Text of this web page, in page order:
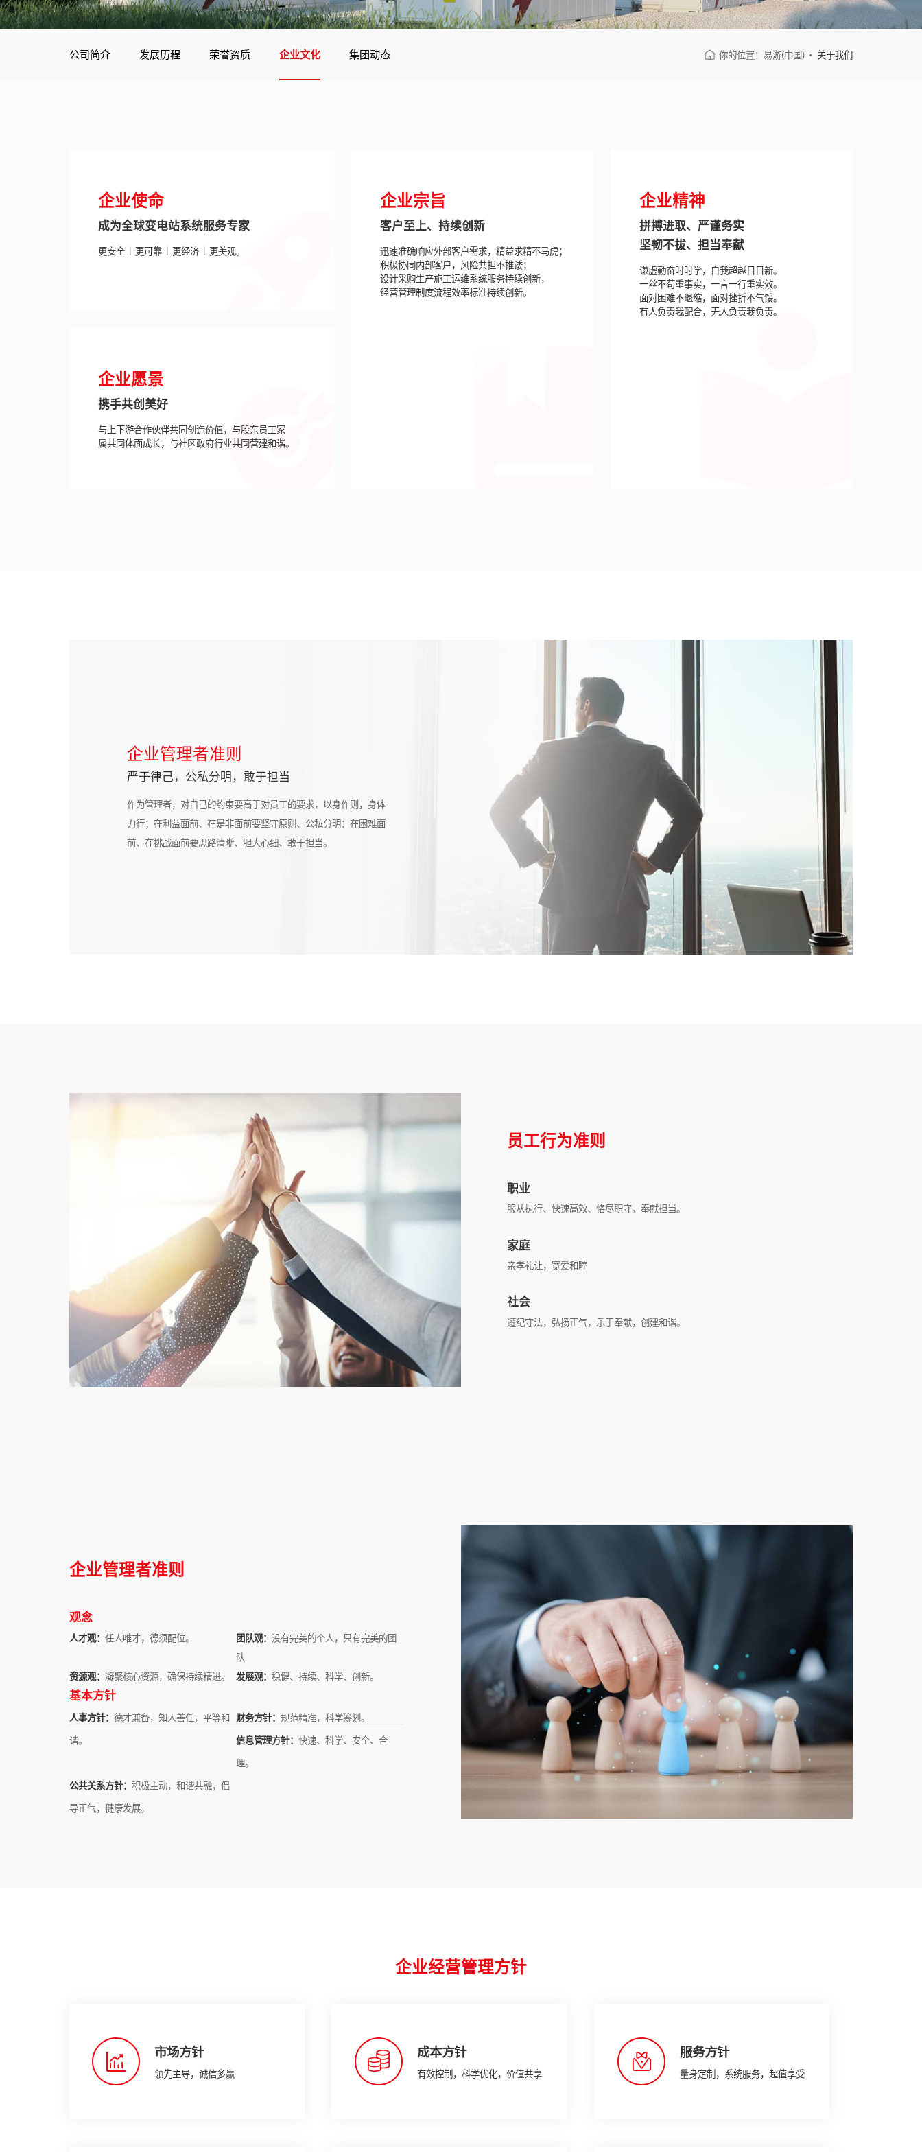
公司简介 发展历程 荣誉资质 企业文化 集团动态 你的位置： 易游(中国) 关于我们
企业使命
成为全球变电站系统服务专家
更安全 | 更可靠 | 更经济 | 更美观。
企业宗旨
客户至上、持续创新
迅速准确响应外部客户需求，精益求精不马虎；
积极协同内部客户，风险共担不推诿；
设计采购生产施工运维系统服务持续创新，
经营管理制度流程效率标准持续创新。
企业精神
拼搏进取、严谨务实
坚韧不拔、担当奉献
谦虚勤奋时时学，自我超越日日新。
一丝不苟重事实，一言一行重实效。
面对困难不退缩，面对挫折不气馁。
有人负责我配合，无人负责我负责。
企业愿景
携手共创美好
与上下游合作伙伴共同创造价值，与股东员工家
属共同体面成长，与社区政府行业共同营建和谐。
企业管理者准则
严于律己，公私分明，敢于担当
作为管理者，对自己的约束要高于对员工的要求，以身作则，身体
力行；在利益面前、在是非面前要坚守原则、公私分明：在困难面
前、在挑战面前要思路清晰、胆大心细、敢于担当。
员工行为准则
职业
服从执行、快速高效、恪尽职守，奉献担当。
家庭
亲孝礼让，宽爱和睦
社会
遵纪守法，弘扬正气，乐于奉献，创建和谐。
企业管理者准则
观念
人才观： 任人唯才，德须配位。 团队观：没有完美的个人，只有完美的团
队
资源观： 凝聚核心资源，确保持续精进。 发展观：稳健、持续、科学、创新。
基本方针
人事方针： 德才兼备，知人善任，平等和
谐。
财务方针：规范精准，科学筹划。
信息管理方针：快速、科学、安全、合
理。
公共关系方针： 积极主动，和谐共融，倡
导正气，健康发展。
企业经营管理方针
市场方针
领先主导，诚信多赢
成本方针
有效控制，科学优化，价值共享
服务方针
量身定制，系统服务，超值享受